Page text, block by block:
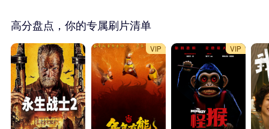
高分盘点，你的专属刷片清单
VIP VIP